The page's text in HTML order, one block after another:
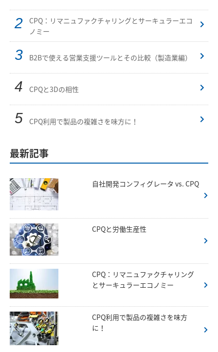
CPQ：リマニュファクチャリングとサーキュラーエコ
ノミー
B2Bで使える営業支援ツールとその比較（製造業編）
CPQと3Dの相性
CPQ利用で製品の複雑さを味方に！
最新記事
自社開発コンフィグレータ vs. CPQ
CPQと労働生産性
CPQ：リマニュファクチャリング
とサーキュラーエコノミー
CPQ利用で製品の複雑さを味方
に！